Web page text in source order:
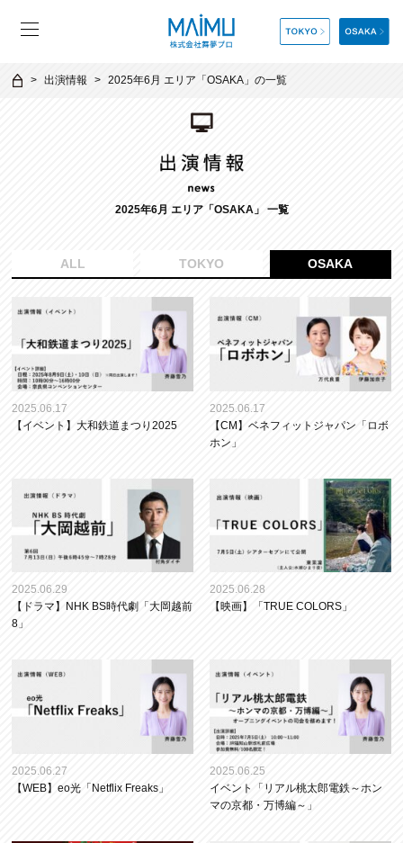
出演情報 2025年6月 エリア「OSAKA」の一覧
2025年6月 エリア「OSAKA」 一覧
ALL TOKYO OSAKA
2025.06.17
【イベント】大和鉄道まつり2025
2025.06.17
【CM】ベネフィットジャパン「ロボ
ホン」
2025.06.29
【ドラマ】NHK BS時代劇「大岡越前
8」
2025.06.28
【映画】「TRUE COLORS」
2025.06.27
【WEB】eo光「Netflix Freaks」
2025.06.25
イベント「リアル桃太郎電鉄～ホン
マの京都・万博編～」